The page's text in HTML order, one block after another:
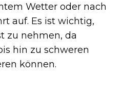
Wetter oder nach
auf. Es ist wichtig,
zu nehmen, da
hin zu schweren
können.